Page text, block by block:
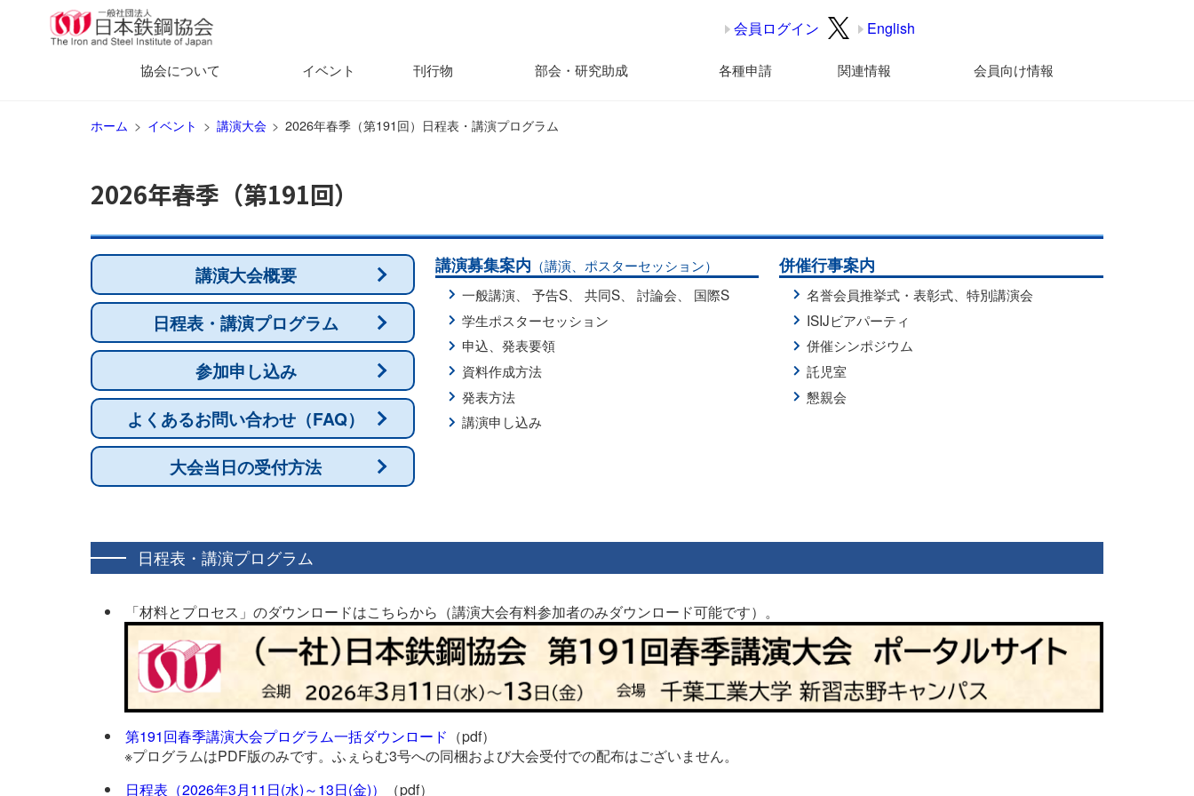
会員ログイン English
協会について イベント 刊行物 部会・研究助成 各種申請 関連情報 会員向け情報
ホーム イベント 講演大会 2026年春季（第191回）日程表・講演プログラム
2026年春季（第191回）
講演大会概要
日程表・講演プログラム
参加申し込み
よくあるお問い合わせ（FAQ）
大会当日の受付方法
講演募集案内 （講演、ポスターセッション）
一般講演 、予告S 、共同S 、討論会
国際S
学生ポスターセッション
申込、発表要領
資料作成方法
発表方法
講演申し込み
併催行事案内
名誉会員推挙式・表彰式、特別講演会
ISIJビアパーティ
併催シンポジウム
託児室
懇親会
日程表・講演プログラム
「材料とプロセス」のダウンロードはこちらから（講演大会有料参加者のみダウンロード可能です）。
第191回春季講演大会プログラム一括ダウンロード （pdf）
※プログラムはPDF版のみです。ふぇらむ3号への同梱および大会受付での配布はございません。
日程表（2026年3月11日(水)～13日(金)）
（pdf）